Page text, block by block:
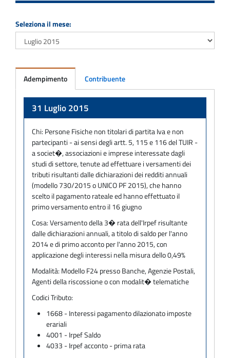
Seleziona il mese:
Adempimento Contribuente
31 Luglio 2015
Chi: Persone Fisiche non titolari di partita Iva e non
partecipanti - ai sensi degli artt. 5, 115 e 116 del TUIR -
a societ�, associazioni e imprese interessate dagli
studi di settore, tenute ad effettuare i versamenti dei
tributi risultanti dalle dichiarazioni dei redditi annuali
(modello 730/2015 o UNICO PF 2015), che hanno
scelto il pagamento rateale ed hanno effettuato il
primo versamento entro il 16 giugno
Cosa:Versamento della 3� rata dell'Irpef risultante
dalle dichiarazioni annuali, a titolo di saldo per l'anno
2014 e di primo acconto per l'anno 2015, con
applicazione degli interessi nella misura dello 0,49%
Modalità: Modello F24 presso Banche, Agenzie Postali,
Agenti della riscossione o con modalit� telematiche
Codici Tributo:
1668 - Interessi pagamento dilazionato imposte
erariali
4001 - Irpef Saldo
4033 - Irpef acconto - prima rata